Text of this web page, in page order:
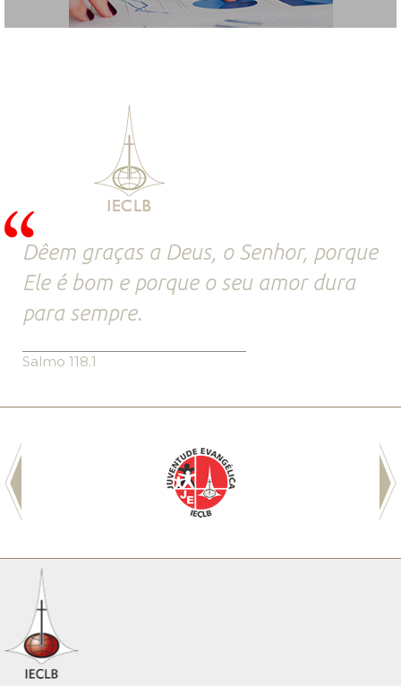
Dêem graças a Deus, o Senhor, porque
Ele é bom e porque o seu amor dura
para sempre.
Salmo 118.1